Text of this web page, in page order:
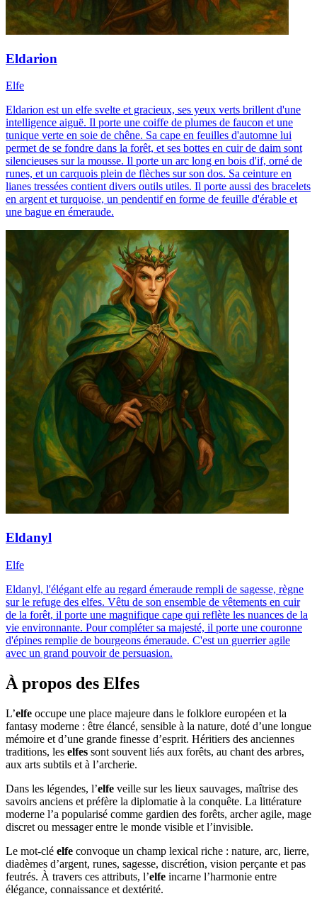
Eldarion
Elfe
Eldarion est un elfe svelte et gracieux, ses yeux verts brillent d'une
intelligence aiguë. Il porte une coiffe de plumes de faucon et une
tunique verte en soie de chêne. Sa cape en feuilles d'automne lui
permet de se fondre dans la forêt, et ses bottes en cuir de daim sont
silencieuses sur la mousse. Il porte un arc long en bois d'if, orné de
runes, et un carquois plein de flèches sur son dos. Sa ceinture en
lianes tressées contient divers outils utiles. Il porte aussi des bracelets
en argent et turquoise, un pendentif en forme de feuille d'érable et
une bague en émeraude.
Eldanyl
Elfe
Eldanyl, l'élégant elfe au regard émeraude rempli de sagesse, règne
sur le refuge des elfes. Vêtu de son ensemble de vêtements en cuir
de la forêt, il porte une magnifique cape qui reflète les nuances de la
vie environnante. Pour compléter sa majesté, il porte une couronne
d'épines remplie de bourgeons émeraude. C'est un guerrier agile
avec un grand pouvoir de persuasion.
À propos des Elfes
L’elfe occupe une place majeure dans le folklore européen et la
fantasy moderne : être élancé, sensible à la nature, doté d’une longue
mémoire et d’une grande finesse d’esprit. Héritiers des anciennes
traditions, les elfes sont souvent liés aux forêts, au chant des arbres,
aux arts subtils et à l’archerie.
Dans les légendes, l’elfe veille sur les lieux sauvages, maîtrise des
savoirs anciens et préfère la diplomatie à la conquête. La littérature
moderne l’a popularisé comme gardien des forêts, archer agile, mage
discret ou messager entre le monde visible et l’invisible.
Le mot-clé elfe convoque un champ lexical riche : nature, arc, lierre,
diadèmes d’argent, runes, sagesse, discrétion, vision perçante et pas
feutrés. À travers ces attributs, l’elfe incarne l’harmonie entre
élégance, connaissance et dextérité.